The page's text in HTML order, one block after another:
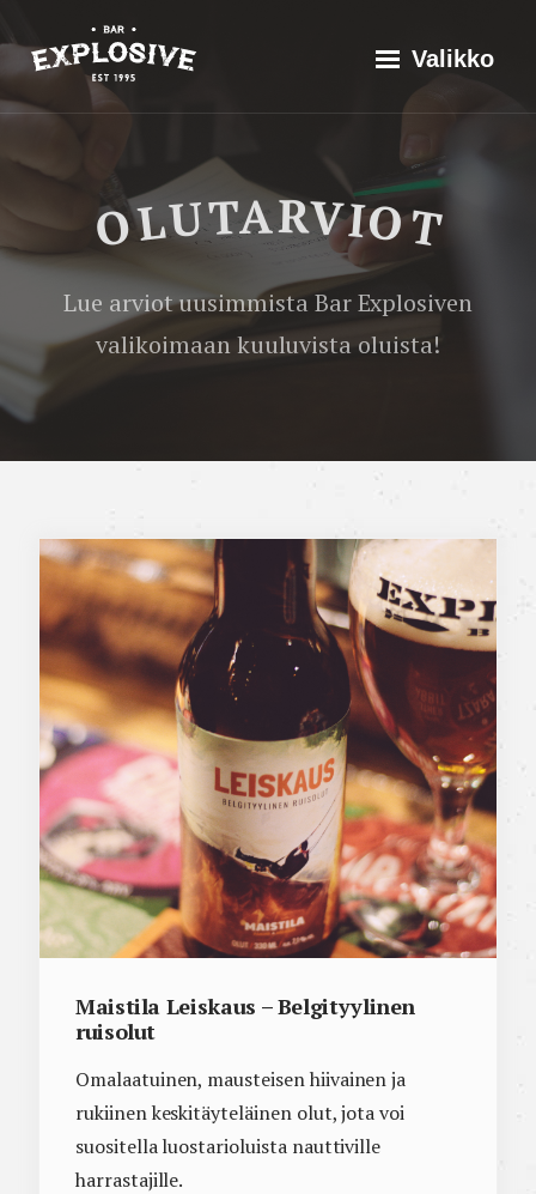
suoraan
sisältöön
Explosive Bar Valikko
Historia
Valikoima
Yhteistyössä
Ota yhteyttä
Maistila
Leiskaus
Belgityylinen
ruisolut
OLUTARVIOT
Lue arviot uusimmista Bar Explosiven
valikoimaan kuuluvista oluista!
Maistila Leiskaus – Belgityylinen
ruisolut
Omalaatuinen, mausteisen hiivainen ja
rukiinen keskitäyteläinen olut, jota voi
suositella luostarioluista nauttiville
harrastajille.